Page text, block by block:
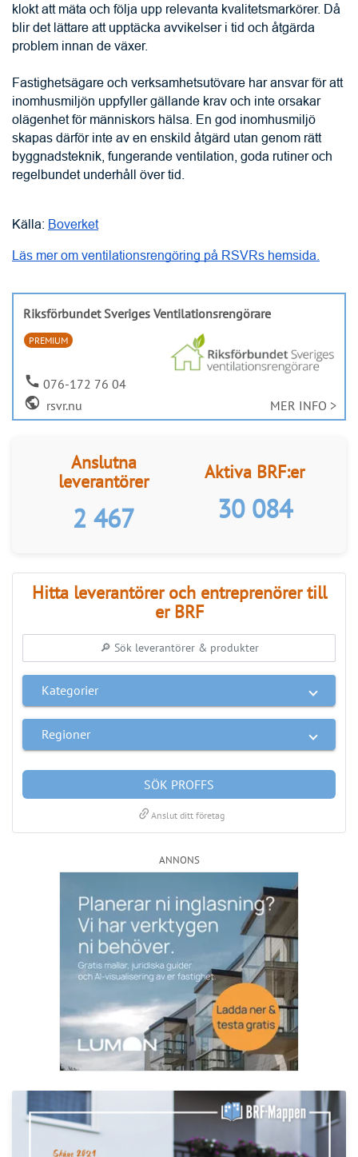
klokt att mäta och följa upp relevanta kvalitetsmarkörer. Då
blir det lättare att upptäcka avvikelser i tid och åtgärda
problem innan de växer.
Fastighetsägare och verksamhetsutövare har ansvar för att
inomhusmiljön uppfyller gällande krav och inte orsakar
olägenhet för människors hälsa. En god inomhusmiljö
skapas därför inte av en enskild åtgärd utan genom rätt
byggnadsteknik, fungerande ventilation, goda rutiner och
regelbundet underhåll över tid.
Källa: Boverket
Läs mer om ventilationsrengöring på RSVRs hemsida.
Riksförbundet Sveriges Ventilationsrengörare
PREMIUM
call 076-172 76 04
public rsvr.nu MER INFO >
Anslutna
leverantörer
2 467
Aktiva BRF:er
30 084
Hitta leverantörer och entreprenörer till
er BRF
Kategorier
Regioner
SÖK PROFFS
linkAnslut ditt företag
ANNONS